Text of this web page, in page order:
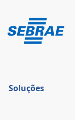
Soluções